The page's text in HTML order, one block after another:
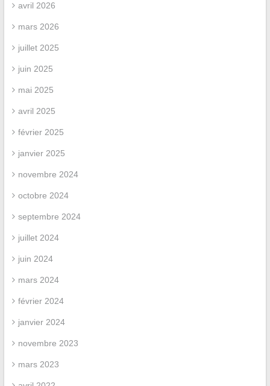
avril 2026
mars 2026
juillet 2025
juin 2025
mai 2025
avril 2025
février 2025
janvier 2025
novembre 2024
octobre 2024
septembre 2024
juillet 2024
juin 2024
mars 2024
février 2024
janvier 2024
novembre 2023
mars 2023